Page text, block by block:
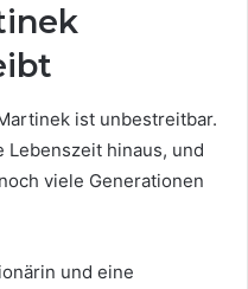
ist unbestreitbar.
hinaus, und
viele Generationen
und eine